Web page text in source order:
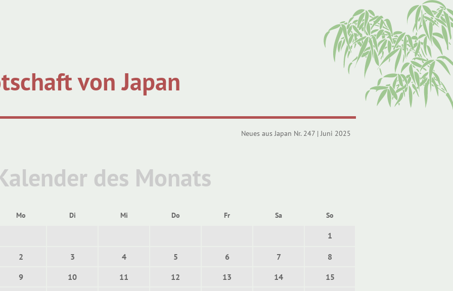
von Japan
Neues aus Japan Nr. 247 | Juni 2025
des Monats
Mo Di Mi Do Fr Sa So
1
2 3 4 5 6 7
8
9
10 11 12 13 14
15